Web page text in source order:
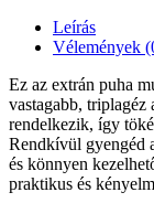
Leírás
Vélemények
Ez az extrán puha
vastagabb, triplagéz
rendelkezik, így
Rendkívül gyengéd
és könnyen
praktikus és